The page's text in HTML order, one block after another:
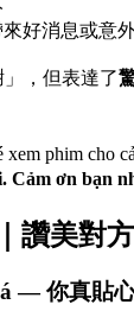
好消息或意
，但表達了
xem phim cho
Cảm ơn bạn
讚美對
— 你真貼